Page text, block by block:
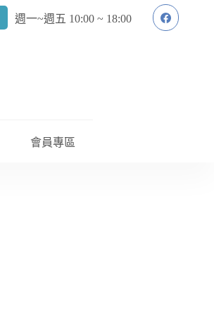
週一~週五 10:00 ~ 18:00
會員專區